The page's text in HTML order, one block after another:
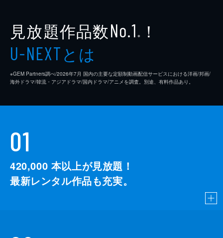
見放題作品数No.1 ※ ！
U-NEXTとは
※GEM Partners調べ/2026年7⽉ 国内の主要な定額制動画配信サービスにおける洋画/邦画/
海外ドラマ/韓流・アジアドラマ/国内ドラマ/アニメを調査。別途、有料作品あり。
01
420,000 本以上が見放題！
最新レンタル作品も充実。